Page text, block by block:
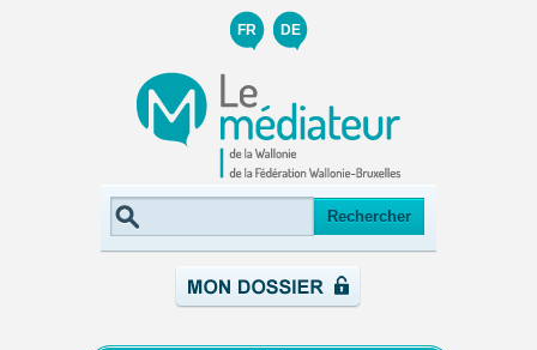
FR DE